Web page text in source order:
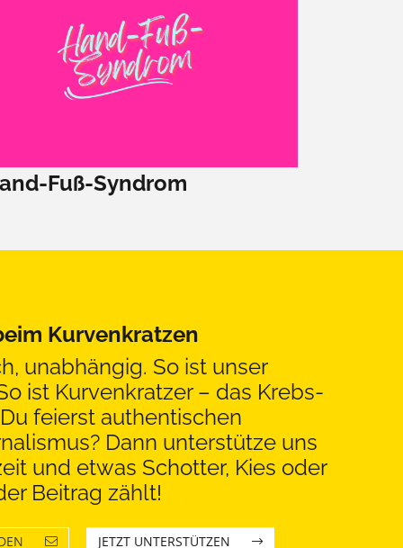
Fuß-Syndrom
Kurvenkratzen
unabhängig. So ist unser
ist Kurvenkratzer – das Krebs-
feierst authentischen
Dann unterstütze uns
und etwas Schotter, Kies oder
Beitrag zählt!
JETZT UNTERSTÜTZEN